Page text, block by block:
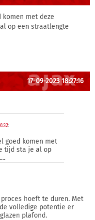
met deze
op een straatlengte
17-09-2023 18:27:16
:
goed komen met
tijd sta je al op
hoeft te duren. Met
volledige potentie er
plafond.